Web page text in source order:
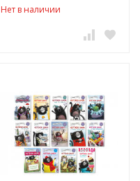
Нет в наличии